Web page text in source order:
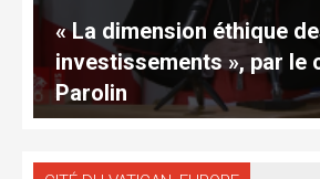
« La dimension éthique
investissements », par le
Parolin